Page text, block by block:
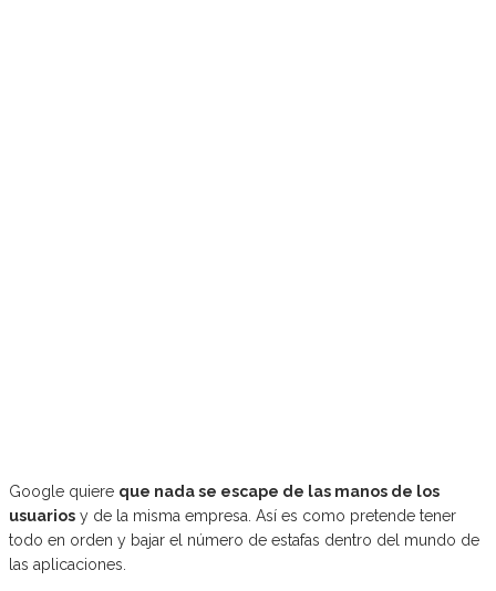
Google quiere que nada se escape de las manos de los
usuarios y de la misma empresa. Así es como pretende tener
todo en orden y bajar el número de estafas dentro del mundo de
las aplicaciones.